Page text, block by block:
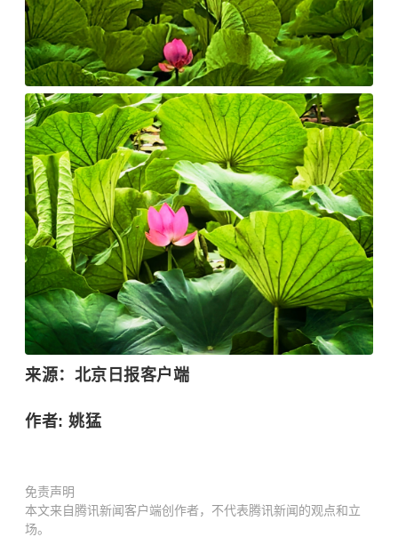
来源：北京日报客户端
作者: 姚猛
免责声明
本文来自腾讯新闻客户端创作者，不代表腾讯新闻的观点和立
场。